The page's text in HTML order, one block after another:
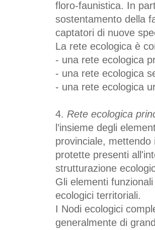
floro-faunistica. In
sostentamento della
captatori di nuove
La rete ecologica è
- una rete ecologica
- una rete ecologica
- una rete ecologica
4. Rete ecologica
l’insieme degli
provinciale,
protette presenti
strutturazione
Gli elementi
ecologici territoriali.
I Nodi ecologici
generalmente di